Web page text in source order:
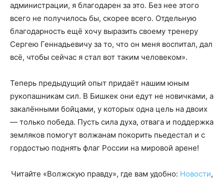
администрации, я благодарен за это. Без нее этого
всего не получилось бы, скорее всего. Отдельную
благодарность ещё хочу выразить своему тренеру
Сергею Геннадьевичу за то, что он меня воспитал, дал
всё, чтобы сейчас я стал вот таким человеком».
Теперь предыдущий опыт придаёт нашим юным
рукопашникам сил. В Бишкек они едут не новичками, а
закалёнными бойцами, у которых одна цель на двоих
— только победа. Пусть сила духа, отвага и поддержка
земляков помогут волжанам покорить пьедестал и с
гордостью поднять флаг России на мировой арене!
Читайте «Волжскую правду», где вам удобно: Новости,